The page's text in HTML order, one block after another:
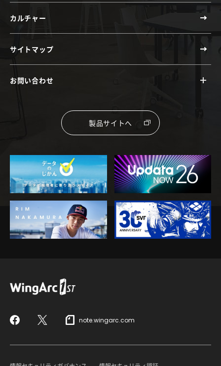
カルチャー
サイトマップ
お問い合わせ
製品サイトへ
FacebookX note.wingarc.com